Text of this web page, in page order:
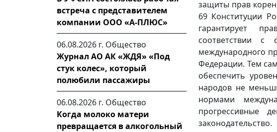
встреча с представителем
компании ООО «А-ПЛЮС»
06.08.2026 г. Общество
Журнал АО АК «ЖДЯ» «Под
стук колес», который
полюбили пассажиры
06.08.2026 г. Общество
Когда молоко матери
превращается в алкогольный
защиты прав
69 Конституции
гарантирует
соответствии
международного
Федерации. Тем
обеспечить
народов не
нормами
прогрессивные
законодательство.